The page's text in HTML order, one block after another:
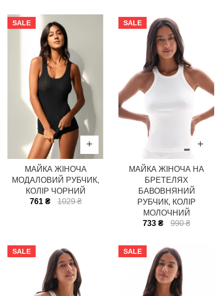
SALE
МАЙКА ЖІНОЧА
МОДАЛОВИЙ РУБЧИК,
КОЛІР ЧОРНИЙ
761 ₴
1029 ₴
SALE
МАЙКА ЖІНОЧА НА
БРЕТЕЛЯХ
БАВОВНЯНИЙ
РУБЧИК, КОЛІР
МОЛОЧНИЙ
733 ₴
990 ₴
SALE SALE